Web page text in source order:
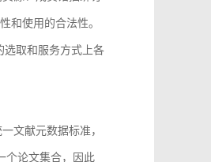
和使用的合法性。
选取和服务方式上各
文献元数据标准，
个论文集合，因此